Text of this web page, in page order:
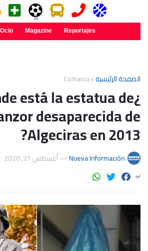
A
Ocio Magazine Reportajes
الصفحة الرئيسية Comarca
está la estatua de
desaparecida de
Algeciras en 2013?
Nueva Información
—أغسطس 21, 2020